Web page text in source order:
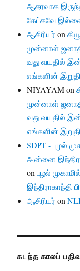
ஆதரவாக
கேட்கவே
ஆசிரியர்on
முன்னாள்
வது வயதில்
எங்களின்
NIYAYAMon
முன்னாள்
வது வயதில்
எங்களின்
SDPT - புழல்
அன்னை
onபுழல்
இந்திராகாந்தி
ஆசிரியர்on
கடந்த காலப்